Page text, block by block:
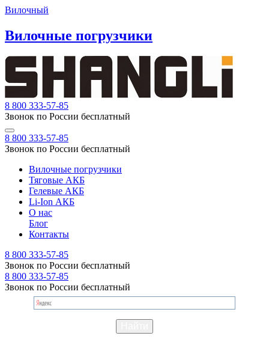
Вилочный
Вилочные погрузчики
8 800 333-57-85
Звонок по России бесплатный
8 800 333-57-85
Звонок по России бесплатный
Вилочные погрузчики
Тяговые АКБ
Гелевые АКБ
Li-Ion АКБ
О нас
Блог
Контакты
8 800 333-57-85
Звонок по России бесплатный
8 800 333-57-85
Звонок по России бесплатный